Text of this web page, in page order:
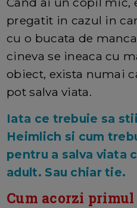
pregatit in cazul in
cu o bucata de
cineva se ineaca cu
obiect, exista numai
pot salva viata.
Iata ce trebuie sa
Heimlich si cum
pentru a salva viata
adult. Sau chiar tie.
Cum acorzi